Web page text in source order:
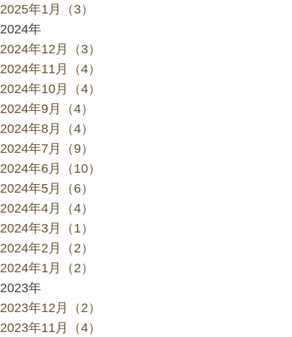
2025年1月（3）
2024年
2024年12月（3）
2024年11月（4）
2024年10月（4）
2024年9月（4）
2024年8月（4）
2024年7月（9）
2024年6月（10）
2024年5月（6）
2024年4月（4）
2024年3月（1）
2024年2月（2）
2024年1月（2）
2023年
2023年12月（2）
2023年11月（4）